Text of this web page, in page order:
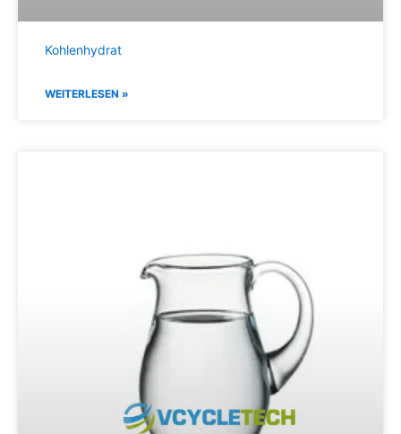
Kohlenhydrat
WEITERLESEN »